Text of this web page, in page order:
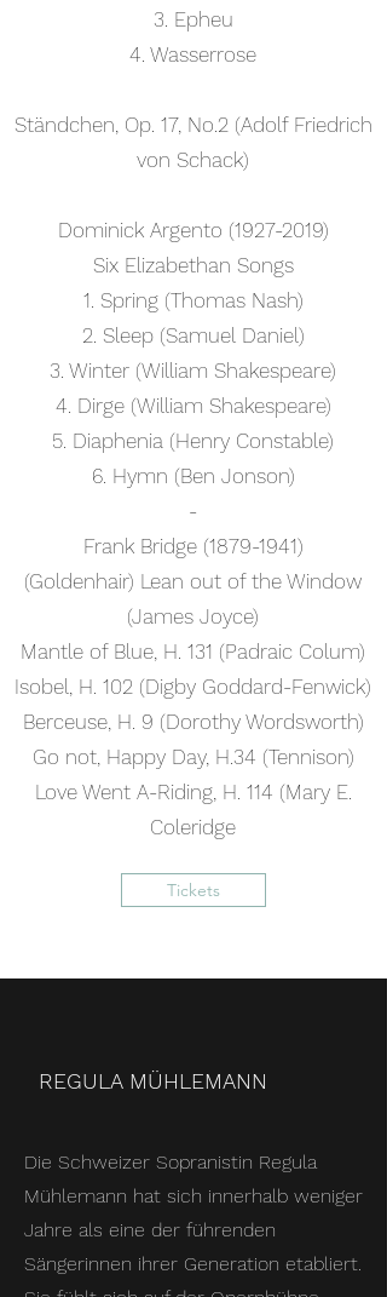
3. Epheu
4. Wasserrose
Ständchen, Op. 17, No.2 (Adolf Friedrich
von Schack)
Dominick Argento (1927-2019)
Six Elizabethan Songs
1. Spring (Thomas Nash)
2. Sleep (Samuel Daniel)
3. Winter (William Shakespeare)
4. Dirge (William Shakespeare)
5. Diaphenia (Henry Constable)
6. Hymn (Ben Jonson)
-
Frank Bridge (1879-1941)
(Goldenhair) Lean out of the Window
(James Joyce)
Mantle of Blue, H. 131 (Padraic Colum)
Isobel, H. 102 (Digby Goddard-Fenwick)
Berceuse, H. 9 (Dorothy Wordsworth)
Go not, Happy Day, H.34 (Tennison)
Love Went A-Riding, H. 114 (Mary E.
Coleridge
Tickets
REGULA MÜHLEMANN
Die Schweizer Sopranistin Regula
Mühlemann hat sich innerhalb weniger
Jahre als eine der führenden
Sängerinnen ihrer Generation etabliert.